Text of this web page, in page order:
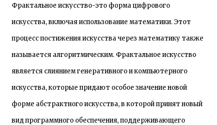
Фрактальное искусство-это форма цифрового
искусства, включая использование математики. Этот
процесс постижения искусства через математику также
называется алгоритмическим. Фрактальное искусство
является слиянием генеративного и компьютерного
искусства, которые придают особое значение новой
форме абстрактного искусства, в которой принят новый
вид программного обеспечения, поддерживающего